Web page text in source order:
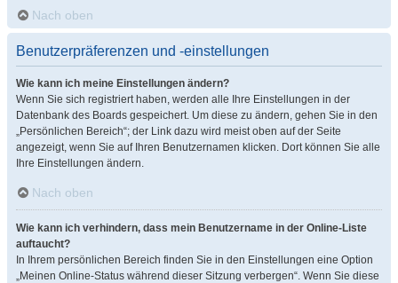
Nach oben
Benutzerpräferenzen und -einstellungen
Wie kann ich meine Einstellungen ändern?
Wenn Sie sich registriert haben, werden alle Ihre Einstellungen in der
Datenbank des Boards gespeichert. Um diese zu ändern, gehen Sie in den
„Persönlichen Bereich“; der Link dazu wird meist oben auf der Seite
angezeigt, wenn Sie auf Ihren Benutzernamen klicken. Dort können Sie alle
Ihre Einstellungen ändern.
Nach oben
Wie kann ich verhindern, dass mein Benutzername in der Online-Liste
auftaucht?
In Ihrem persönlichen Bereich finden Sie in den Einstellungen eine Option
„Meinen Online-Status während dieser Sitzung verbergen“. Wenn Sie diese